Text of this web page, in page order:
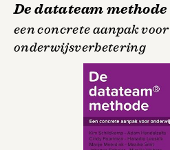
De datateam methode
een concrete aanpak voor
onderwijsverbetering